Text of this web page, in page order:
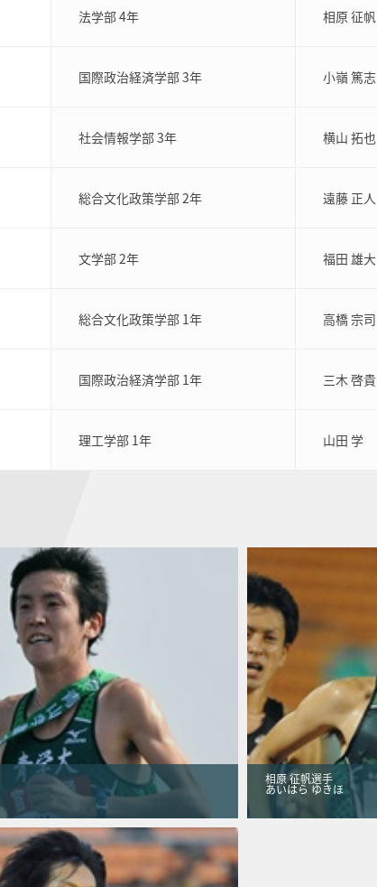
法学部 4年 相原 征帆
国際政治経済学部 3年 小嶺 篤志
社会情報学部 3年 横山 拓也
総合文化政策学部 2年 遠藤 正人
文学部 2年 福田 雄大
総合文化政策学部 1年 高橋 宗司
国際政治経済学部 1年 三木 啓貴
理工学部 1年 山田 学
相原 征帆選手
あいはら ゆきほ